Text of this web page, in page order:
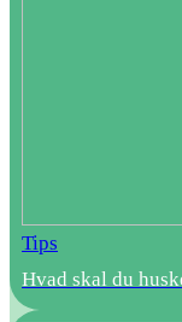
Tips
Hvad skal du